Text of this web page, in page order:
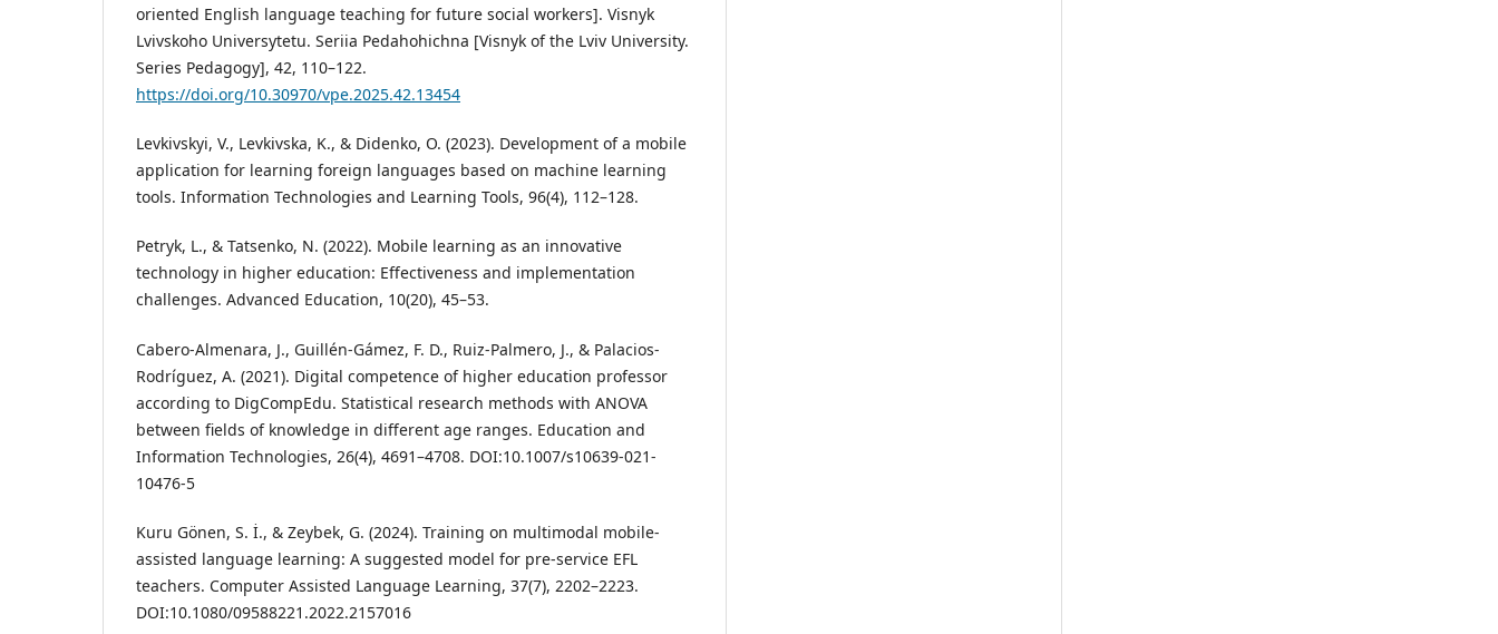
oriented English language teaching for future social workers]. Visnyk
Lvivskoho Universytetu. Seriia Pedahohichna [Visnyk of the Lviv University.
Series Pedagogy], 42, 110–122.
https://doi.org/10.30970/vpe.2025.42.13454
Levkivskyi, V., Levkivska, K., & Didenko, O. (2023). Development of a mobile
application for learning foreign languages based on machine learning
tools. Information Technologies and Learning Tools, 96(4), 112–128.
Petryk, L., & Tatsenko, N. (2022). Mobile learning as an innovative
technology in higher education: Effectiveness and implementation
challenges. Advanced Education, 10(20), 45–53.
Cabero-Almenara, J., Guillén-Gámez, F. D., Ruiz-Palmero, J., & Palacios-
Rodríguez, A. (2021). Digital competence of higher education professor
according to DigCompEdu. Statistical research methods with ANOVA
between fields of knowledge in different age ranges. Education and
Information Technologies, 26(4), 4691–4708. DOI:10.1007/s10639-021-
10476-5
Kuru Gönen, S. İ., & Zeybek, G. (2024). Training on multimodal mobile-
assisted language learning: A suggested model for pre-service EFL
teachers. Computer Assisted Language Learning, 37(7), 2202–2223.
DOI:10.1080/09588221.2022.2157016